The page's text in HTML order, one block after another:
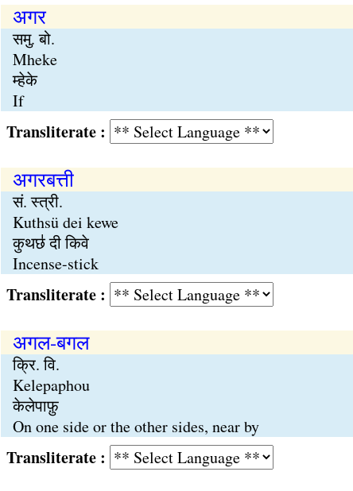
अगर
समु. बो.
Mheke
म्हेके
If
Transliterate :
अगरबत्ती
सं. स्त्री.
Kuthsü dei kewe
कुथछ॑ दी किवे
Incense-stick
Transliterate :
अगल-बगल
क्रि. वि.
Kelepaphou
केलेपाफ़ु
On one side or the other sides, near by
Transliterate :